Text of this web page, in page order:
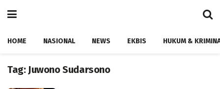
HOME NASIONAL NEWS EKBIS HUKUM &
Tag: Juwono Sudarsono